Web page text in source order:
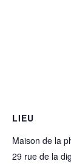
LIEU
Maison de la
29 rue de la